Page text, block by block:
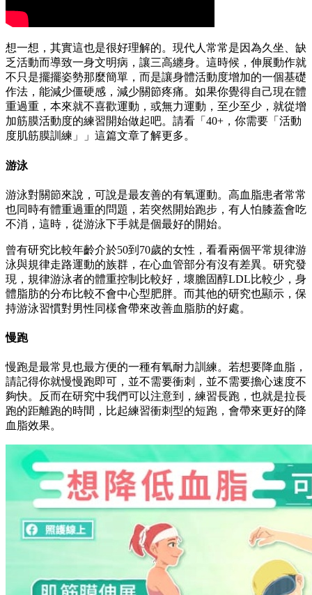
想一想，其實這也是很好理解的。現代人常常是因為久坐、缺
乏活動而導致一身文明病，讓三高纏身。這時候，伸展動作就
不只是擺擺姿勢那麼簡單，而是讓身體活動度增加的一個基礎
作法，能減少僵硬感，減少關節疼痛。如果你覺得自己現在體
重過重，本來就不喜歡運動，或無力運動，至少至少，就從增
加筋膜活動度的練習開始做起吧。請看「40+，你需要「活動
度肌筋膜訓練」」這篇文章了解更多。
游泳
游泳對關節來說，可說是最友善的有氧運動。高血脂患者常常
也同時有體重過重的問題，若突然開始跑步，有人怕膝蓋會吃
不消，這時，從游泳下手就是個最好的開始。
曾有研究比較年齡介於50到70歲的女性，看看兩個平常規律游
泳與規律走路運動的族群，在心血管部分有沒有差異。研究發
現，規律游泳者的體重控制比較好，壞膽固醇LDL比較少，身
體脂肪的分布比較不會中心型肥胖。而其他的研究也顯示，保
持游泳習慣對男性同樣會帶來改善血脂肪的好處。
慢跑
慢跑是最常見也最方便的一種有氧耐力訓練。若想要降血脂，
請記得你就慢慢跑即可，並不需要衝刺，並不需要擔心速度不
夠快。反而在研究中我們可以注意到，練習長跑，也就是拉長
跑的距離跑的時間，比起練習衝刺型的短跑，會帶來更好的降
血脂效果。